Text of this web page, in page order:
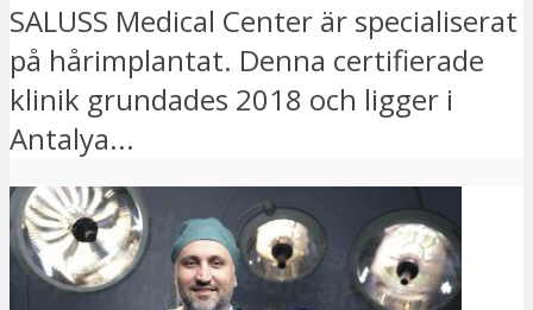
SALUSS Medical Center är specialiserat
på hårimplantat. Denna certifierade
klinik grundades 2018 och ligger i
Antalya...